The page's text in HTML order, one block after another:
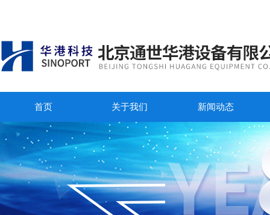
首页 关于我们 新闻动态